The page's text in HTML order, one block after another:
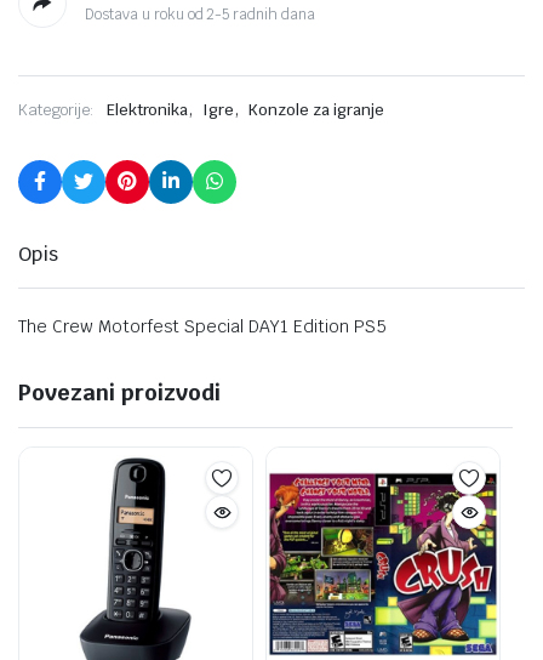
Dostava u roku od 2-5 radnih dana
Kategorije: Elektronika, Igre, Konzole za igranje
Opis
The Crew Motorfest Special DAY1 Edition PS5
Povezani proizvodi